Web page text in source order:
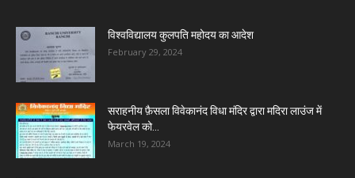
विश्वविद्यालय कुलपति महोदय का आदेश
February 29, 2024
सराहनीय फ़ैसला विवेकानंद विधा मंदिर द्वारा मदिरा लाउंज में
फेयरवेल को...
March 19, 2024